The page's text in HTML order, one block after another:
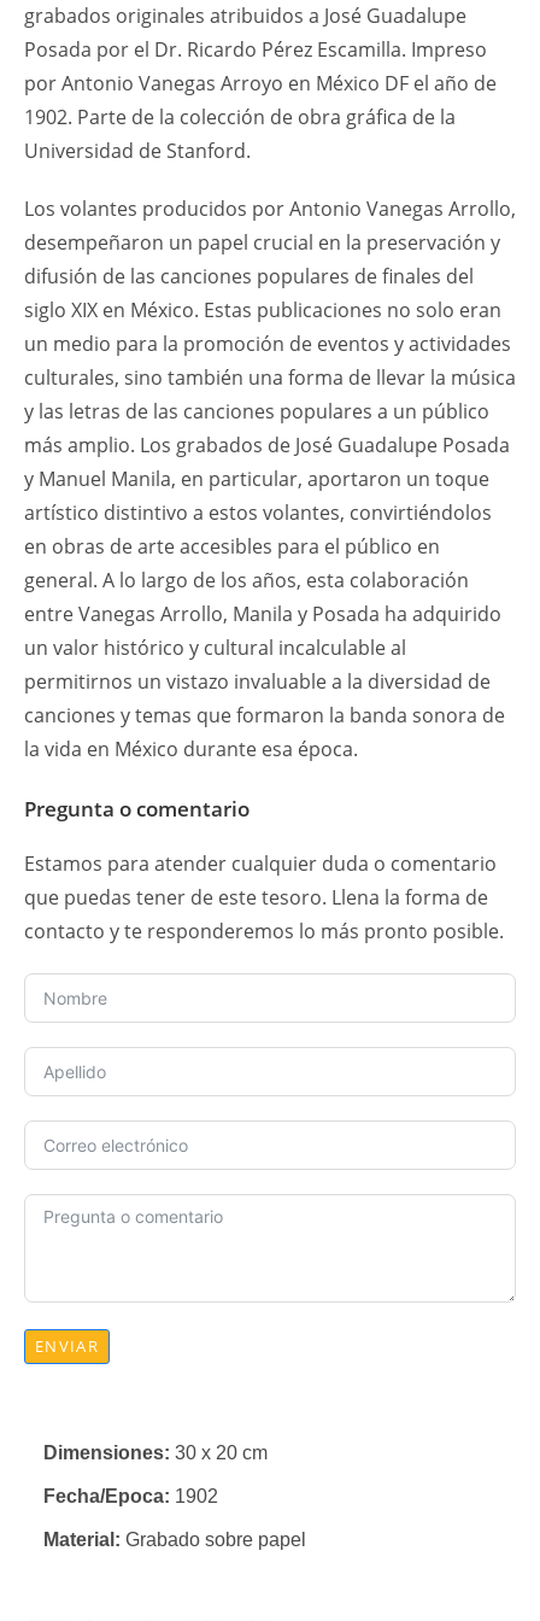
grabados originales atribuidos a José Guadalupe
Posada por el Dr. Ricardo Pérez Escamilla. Impreso
por Antonio Vanegas Arroyo en México DF el año de
1902. Parte de la colección de obra gráfica de la
Universidad de Stanford.
Los volantes producidos por Antonio Vanegas Arrollo,
desempeñaron un papel crucial en la preservación y
difusión de las canciones populares de finales del
siglo XIX en México. Estas publicaciones no solo eran
un medio para la promoción de eventos y actividades
culturales, sino también una forma de llevar la música
y las letras de las canciones populares a un público
más amplio. Los grabados de José Guadalupe Posada
y Manuel Manila, en particular, aportaron un toque
artístico distintivo a estos volantes, convirtiéndolos
en obras de arte accesibles para el público en
general. A lo largo de los años, esta colaboración
entre Vanegas Arrollo, Manila y Posada ha adquirido
un valor histórico y cultural incalculable al
permitirnos un vistazo invaluable a la diversidad de
canciones y temas que formaron la banda sonora de
la vida en México durante esa época.
Pregunta o comentario
Estamos para atender cualquier duda o comentario
que puedas tener de este tesoro. Llena la forma de
contacto y te responderemos lo más pronto posible.
ENVIAR
Dimensiones: 30 x 20 cm
Fecha/Epoca: 1902
Material: Grabado sobre papel